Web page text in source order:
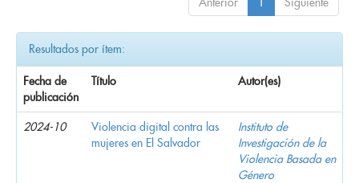
Resultados por ítem:
Fecha de
publicación
Título Autor(es)
2024-10
Violencia digital contra las
mujeres en El Salvador
Instituto de
Investigación de la
Violencia Basada en
Género